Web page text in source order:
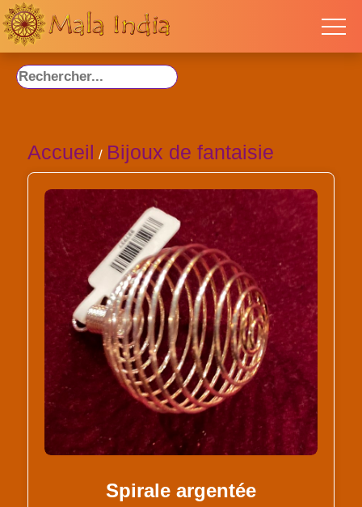
Accueil / Bijoux de fantaisie
Spirale argentée